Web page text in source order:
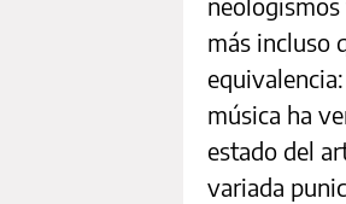
más incluso
música ha
estado del
variada